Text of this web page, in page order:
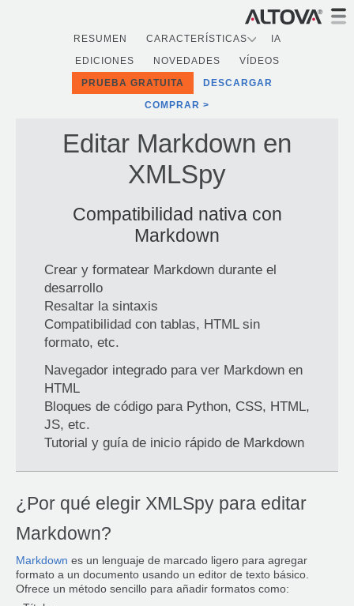
RESUMEN CARACTERÍSTICAS
IA
EDICIONES
NOVEDADES
VÍDEOS
PRUEBA GRATUITA
DESCARGAR
COMPRAR
Editar Markdown en
XMLSpy
Compatibilidad nativa con
Markdown
Crear y formatear Markdown durante el
desarrollo
Resaltar la sintaxis
Compatibilidad con tablas, HTML sin
formato, etc.
Navegador integrado para ver Markdown en
HTML
Bloques de código para Python, CSS, HTML,
JS, etc.
Tutorial y guía de inicio rápido de Markdown
¿Por qué elegir XMLSpy para editar
Markdown?
Markdown es un lenguaje de marcado ligero para agregar
formato a un documento usando un editor de texto básico.
Ofrece un método sencillo para añadir formatos como: